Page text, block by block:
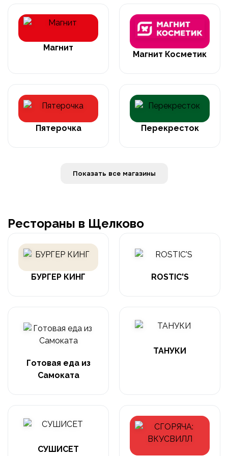
Магнит
Магнит Косметик
Пятерочка Перекресток
Показать все магазины
Рестораны в Щелково
БУРГЕР КИНГ ROSTIC'S
Готовая еда из
Самоката
ТАНУКИ
СУШИСЕТ